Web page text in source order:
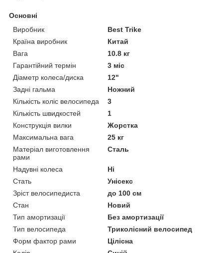
Основні
Виробник
Best Trike
Країна виробник
Китай
Вага
10.8 кг
Гарантійний термін
3 міс
Діаметр колеса/диска
12"
Задні гальма
Ножний
Кількість коліс велосипеда
3
Кількість швидкостей
1
Конструкція вилки
Жорстка
Максимальна вага
25 кг
Матеріал виготовлення
рами
Сталь
Надувні колеса
Ні
Стать
Унісекс
Зріст велосипедиста
до 100 см
Стан
Новий
Тип амортизації
Без амортизації
Тип велосипеда
Триколісний велосипед
Форм фактор рами
Цілісна